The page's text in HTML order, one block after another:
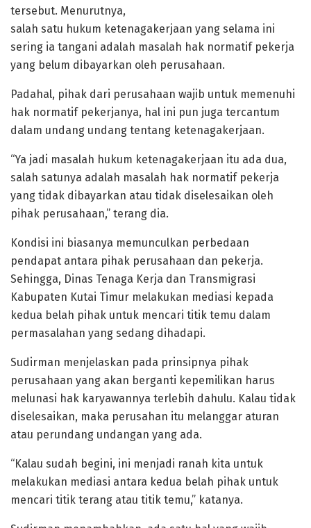
tersebut. Menurutnya,
salah satu hukum ketenagakerjaan yang selama ini
sering ia tangani adalah masalah hak normatif pekerja
yang belum dibayarkan oleh perusahaan.
Padahal, pihak dari perusahaan wajib untuk memenuhi
hak normatif pekerjanya, hal ini pun juga tercantum
dalam undang undang tentang ketenagakerjaan.
“Ya jadi masalah hukum ketenagakerjaan itu ada dua,
salah satunya adalah masalah hak normatif pekerja
yang tidak dibayarkan atau tidak diselesaikan oleh
pihak perusahaan,” terang dia.
Kondisi ini biasanya memunculkan perbedaan
pendapat antara pihak perusahaan dan pekerja.
Sehingga, Dinas Tenaga Kerja dan Transmigrasi
Kabupaten Kutai Timur melakukan mediasi kepada
kedua belah pihak untuk mencari titik temu dalam
permasalahan yang sedang dihadapi.
Sudirman menjelaskan pada prinsipnya pihak
perusahaan yang akan berganti kepemilikan harus
melunasi hak karyawannya terlebih dahulu. Kalau tidak
diselesaikan, maka perusahan itu melanggar aturan
atau perundang undangan yang ada.
“Kalau sudah begini, ini menjadi ranah kita untuk
melakukan mediasi antara kedua belah pihak untuk
mencari titik terang atau titik temu,” katanya.